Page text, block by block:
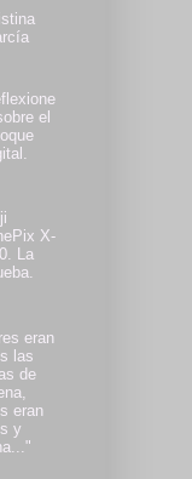
el
X-
La
eran
las
de
eran
y